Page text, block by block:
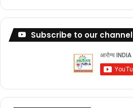
Subscribe to our channel